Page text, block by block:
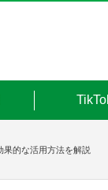
果的な活用方法を解説